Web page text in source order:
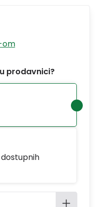
om
prodavnici?
dostupnih
Unesite